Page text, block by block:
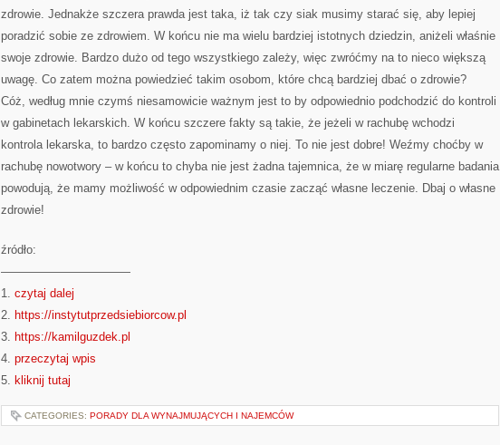
zdrowie. Jednakże szczera prawda jest taka, iż tak czy siak musimy starać się, aby lepiej
poradzić sobie ze zdrowiem. W końcu nie ma wielu bardziej istotnych dziedzin, aniżeli właśnie
swoje zdrowie. Bardzo dużo od tego wszystkiego zależy, więc zwróćmy na to nieco większą
uwagę. Co zatem można powiedzieć takim osobom, które chcą bardziej dbać o zdrowie?
Cóż, według mnie czymś niesamowicie ważnym jest to by odpowiednio podchodzić do kontroli
w gabinetach lekarskich. W końcu szczere fakty są takie, że jeżeli w rachubę wchodzi
kontrola lekarska, to bardzo często zapominamy o niej. To nie jest dobre! Weźmy choćby w
rachubę nowotwory – w końcu to chyba nie jest żadna tajemnica, że w miarę regularne badania
powodują, że mamy możliwość w odpowiednim czasie zacząć własne leczenie. Dbaj o własne
zdrowie!
źródło:
———————————
1. czytaj dalej
2. https://instytutprzedsiebiorcow.pl
3. https://kamilguzdek.pl
4. przeczytaj wpis
5. kliknij tutaj
CATEGORIES: PORADY DLA WYNAJMUJĄCYCH I NAJEMCÓW